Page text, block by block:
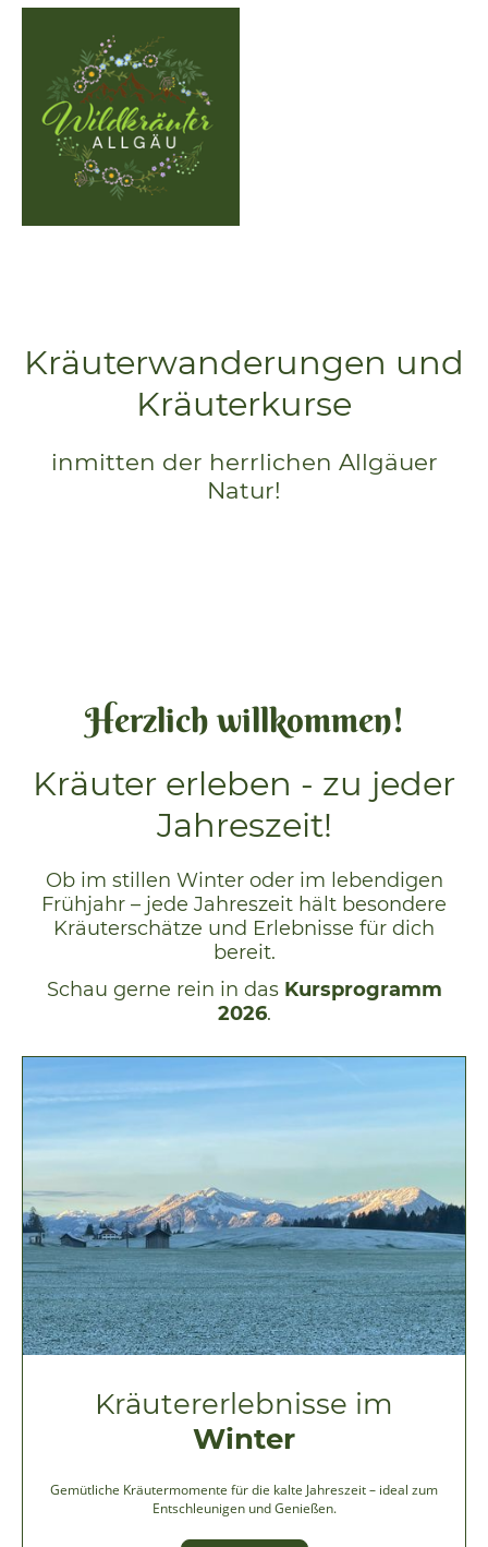
Kräuterwanderungen und
Kräuterkurse
inmitten der herrlichen Allgäuer
Natur!
Herzlich willkommen!
Kräuter erleben - zu jeder
Jahreszeit!
Ob im stillen Winter oder im lebendigen
Frühjahr – jede Jahreszeit hält besondere
Kräuterschätze und Erlebnisse für dich
bereit.
Schau gerne rein in das Kursprogramm
2026.
Kräutererlebnisse im
Winter
Gemütliche Kräutermomente für die kalte Jahreszeit – ideal zum
Entschleunigen und Genießen.